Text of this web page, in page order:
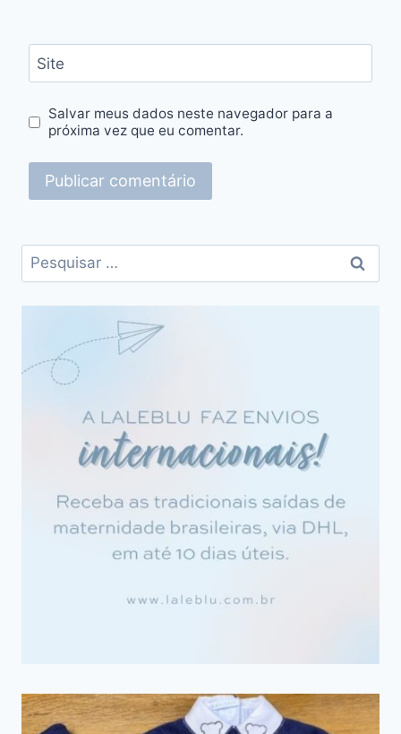
Site
Salvar meus dados neste navegador para a
próxima vez que eu comentar.
Pesquisar
por: